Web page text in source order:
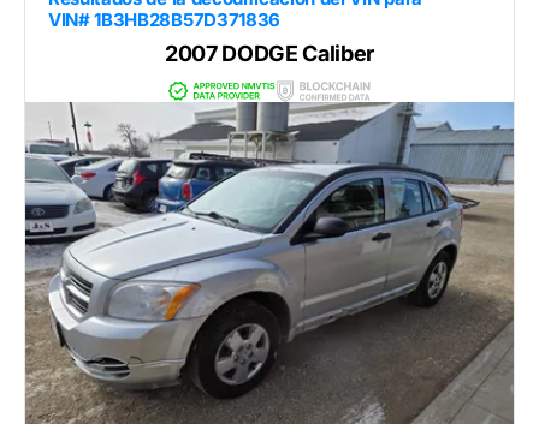
VIN# 1B3HB28B57D371836
2007 DODGE Caliber